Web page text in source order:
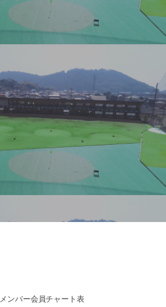
メンバー会員チャート表